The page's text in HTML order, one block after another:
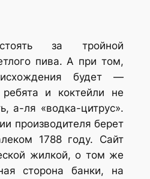
за тройной
пива. А при том,
будет —
и коктейли не
а-ля «водка-цитрус».
производителя берет
1788 году. Сайт
жилкой, о том же
сторона банки, на